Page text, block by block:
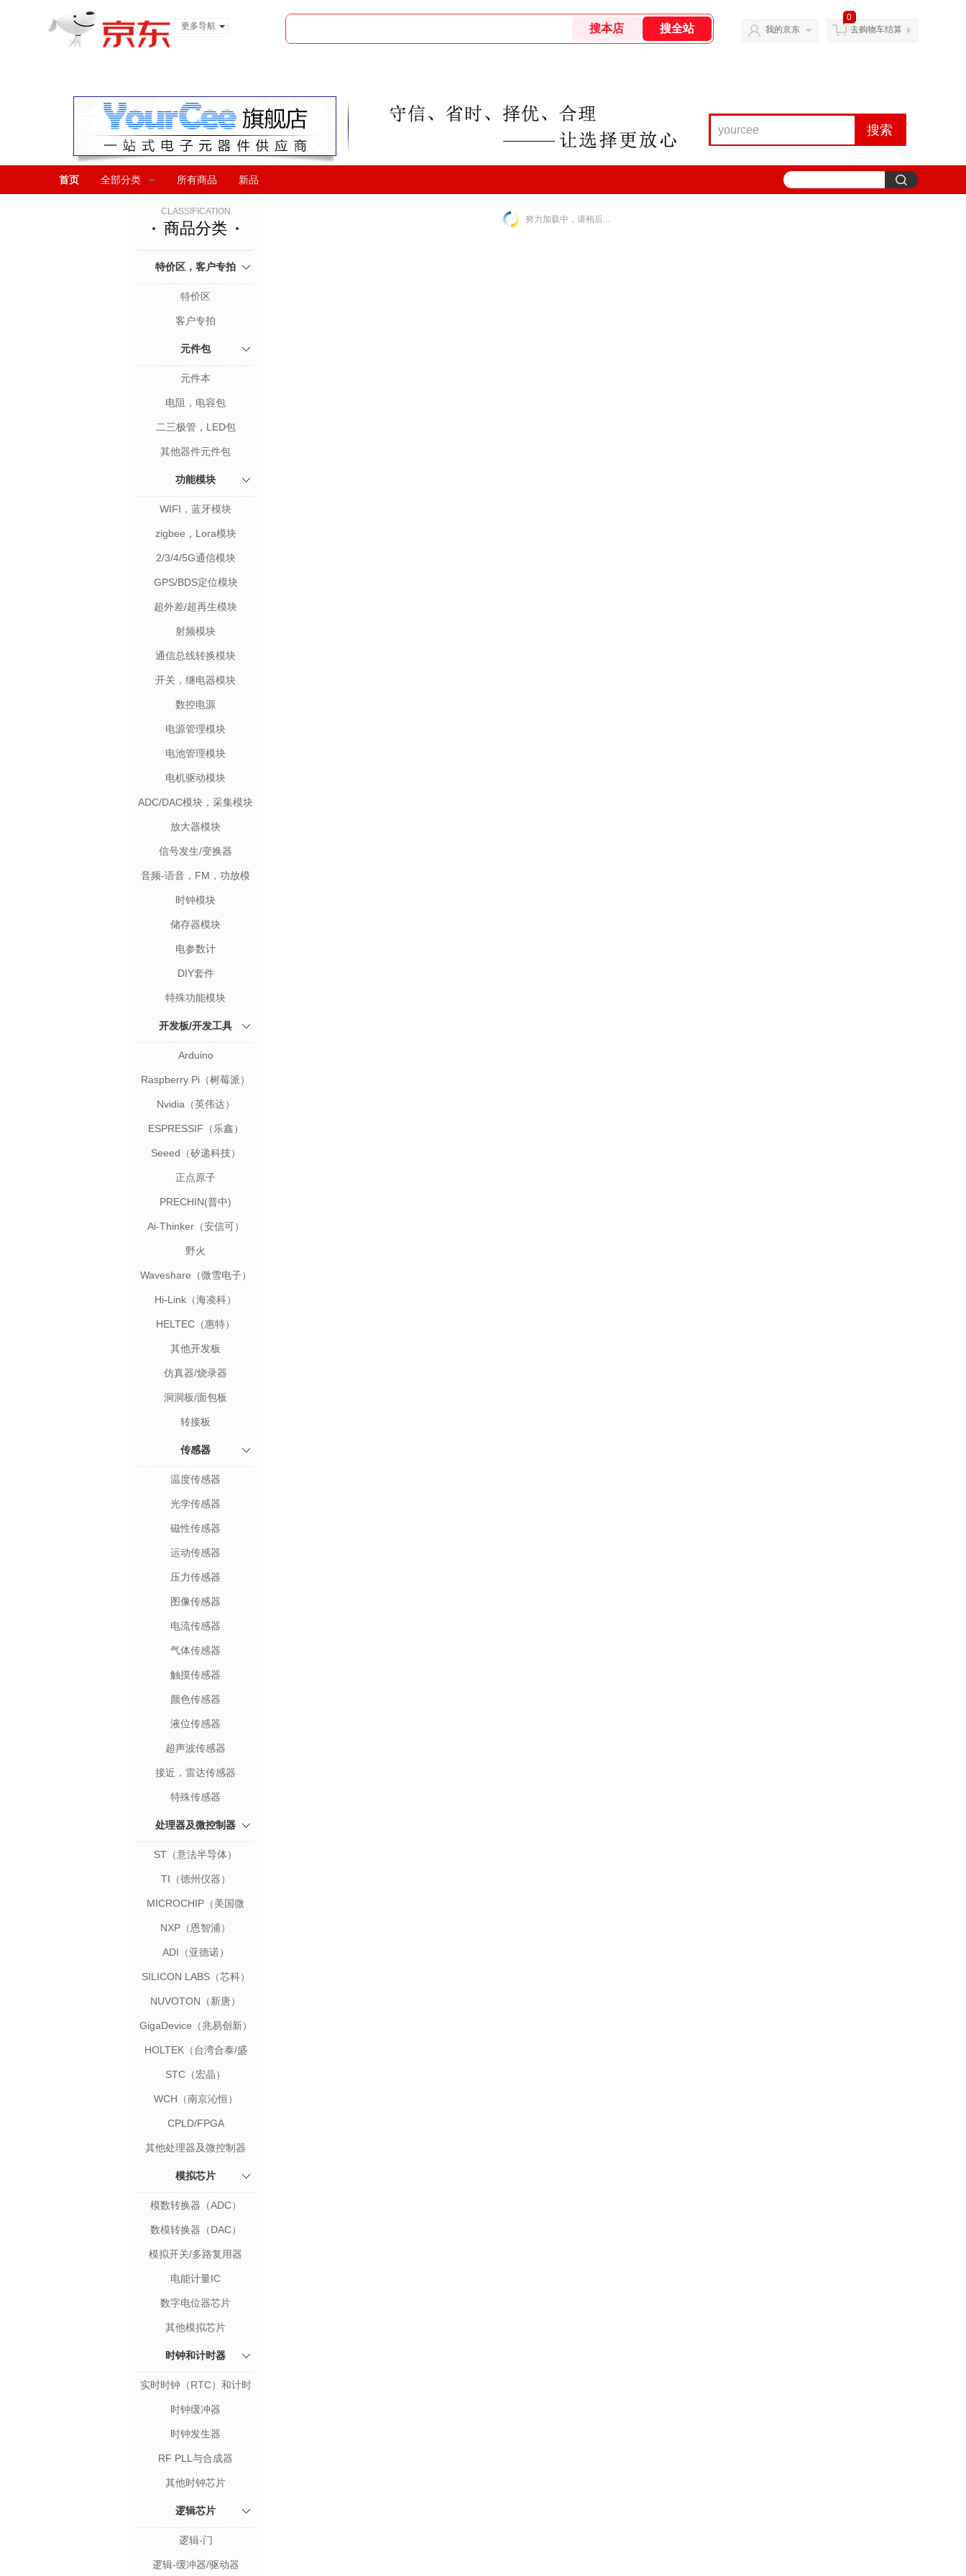
更多导航
我的京东
0
去购物车结算
搜索
首页 全部分类 所有商品 新品
CLASSIFICATION
商品分类
特价区，客户专拍
特价区
客户专拍
元件包
元件本
电阻，电容包
二三极管，LED包
其他器件元件包
功能模块
WIFI，蓝牙模块
zigbee，Lora模块
2/3/4/5G通信模块
GPS/BDS定位模块
超外差/超再生模块
射频模块
通信总线转换模块
开关，继电器模块
数控电源
电源管理模块
电池管理模块
电机驱动模块
ADC/DAC模块，采集模块
放大器模块
信号发生/变换器
音频-语音，FM，功放模
块
时钟模块
储存器模块
电参数计
DIY套件
特殊功能模块
开发板/开发工具
Arduino
Raspberry Pi（树莓派）
Nvidia（英伟达）
ESPRESSIF（乐鑫）
Seeed（矽递科技）
正点原子
PRECHIN(普中)
Ai-Thinker（安信可）
野火
Waveshare（微雪电子）
Hi-Link（海凌科）
HELTEC（惠特）
其他开发板
仿真器/烧录器
洞洞板/面包板
转接板
传感器
温度传感器
光学传感器
磁性传感器
运动传感器
压力传感器
图像传感器
电流传感器
气体传感器
触摸传感器
颜色传感器
液位传感器
超声波传感器
接近，雷达传感器
特殊传感器
处理器及微控制器
ST（意法半导体）
TI（德州仪器）
MICROCHIP（美国微
NXP（恩智浦）
ADI（亚德诺）
SILICON LABS（芯科）
NUVOTON（新唐）
GigaDevice（兆易创新）
HOLTEK（台湾合泰/盛
群）
STC（宏晶）
WCH（南京沁恒）
CPLD/FPGA
其他处理器及微控制器
模拟芯片
模数转换器（ADC）
数模转换器（DAC）
模拟开关/多路复用器
电能计量IC
数字电位器芯片
其他模拟芯片
时钟和计时器
实时时钟（RTC）和计时
器
时钟缓冲器
时钟发生器
RF PLL与合成器
其他时钟芯片
逻辑芯片
逻辑-门
逻辑-缓冲器/驱动器
努力加载中，请稍后...